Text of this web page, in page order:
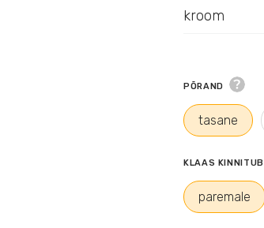
kroom
PÕRAND
tasane
KLAAS KINNITUB
paremale